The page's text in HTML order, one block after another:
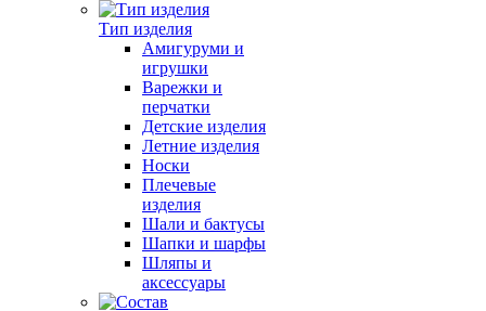
Тип изделия
Амигуруми и
игрушки
Варежки и
перчатки
Детские изделия
Летние изделия
Носки
Плечевые
изделия
Шали и бактусы
Шапки и шарфы
Шляпы и
аксессуары